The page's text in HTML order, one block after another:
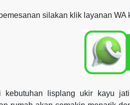
silakan klik layanan WA
kebutuhan lisplang ukir kayu